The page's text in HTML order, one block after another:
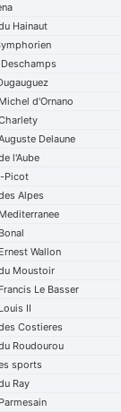
Hainaut
Deschamps
d'Ornano
Delaune
l'Aube
Picot
Alpes
Wallon
Moustoir
Le Basser
II
Costieres
Roudourou
sports
Ray